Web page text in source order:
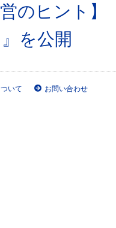
営のヒント
を公開
いて お問い合わせ